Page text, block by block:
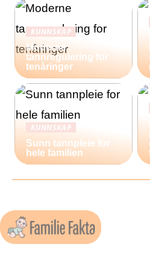
KUNNSKAP
Moderne
tannregulering for
tenåringer
KUNNSKAP
Sunn tannpleie for
hele familien